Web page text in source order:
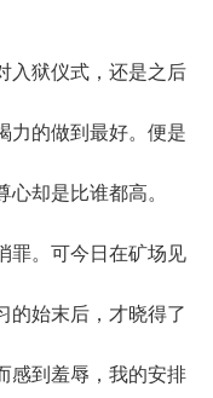
狱仪式，还是之后
力的做到最好。便是
却是比谁都高。
。可今日在矿场见
的始末后，才晓得了
感到羞辱，我的安排